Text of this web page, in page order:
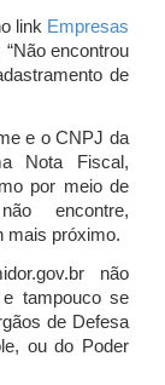
link Empresas
encontrou
de
e o CNPJ da
Nota Fiscal,
por meio de
encontre,
mais próximo.
não
e tampouco se
de Defesa
ou do Poder